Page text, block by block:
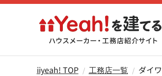
iiyeah! TOP 工務店一覧 ダイ